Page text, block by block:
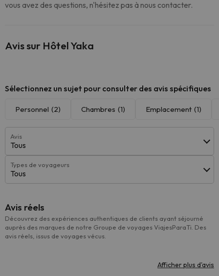
vous avez des questions, n'hésitez pas à nous contacter.
Avis sur Hôtel Yaka
Sélectionnez un sujet pour consulter des avis spécifiques
Personnel (2) Chambres (1) Emplacement (1)
Avis
Tous
Types de voyageurs
Tous
Avis réels
Découvrez des expériences authentiques de clients ayant séjourné
auprès des marques de notre Groupe de voyages ViajesParaTi. Des
avis réels, issus de voyages vécus.
Afficher plus d'avis